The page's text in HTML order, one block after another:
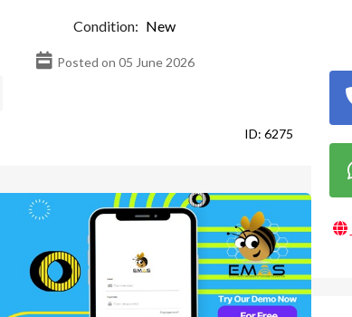
Condition: New
Posted on 05 June 2026
ID: 6275